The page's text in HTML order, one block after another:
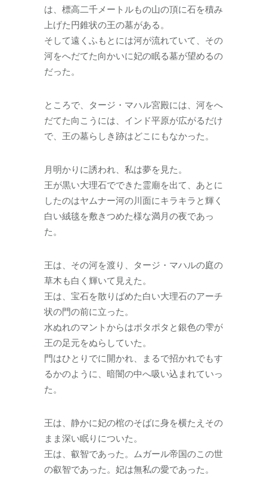
は、標高二千メートルもの山の頂に石を積み
上げた円錐状の王の墓がある。
そして遠くふもとには河が流れていて、その
河をへだてた向かいに妃の眠る墓が望めるの
だった。
ところで、タージ・マハル宮殿には、河をへ
だてた向こうには、インド平原が広がるだけ
で、王の墓らしき跡はどこにもなかった。
月明かりに誘われ、私は夢を見た。
王が黒い大理石でできた霊廟を出て、あとに
したのはヤムナー河の川面にキラキラと輝く
白い絨毯を敷きつめた様な満月の夜であっ
た。
王は、その河を渡り、タージ・マハルの庭の
草木も白く輝いて見えた。
王は、宝石を散りばめた白い大理石のアーチ
状の門の前に立った。
水ぬれのマントからはポタポタと銀色の雫が
王の足元をぬらしていた。
門はひとりでに開かれ、まるで招かれでもす
るかのように、暗闇の中へ吸い込まれていっ
た。
王は、静かに妃の棺のそばに身を横たえその
まま深い眠りについた。
王は、叡智であった。ムガール帝国のこの世
の叡智であった。妃は無私の愛であった。